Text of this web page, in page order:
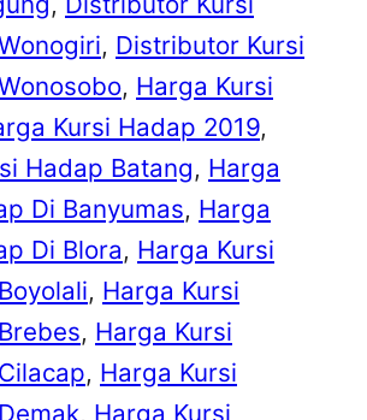
, Distributor Kursi
, Harga Kursi
Kursi Hadap 2019
Hadap Batang, Harga
Di Banyumas, Harga
Di Blora, Harga Kursi
, Harga Kursi
, Harga Kursi
, Harga Kursi
, Harga Kursi